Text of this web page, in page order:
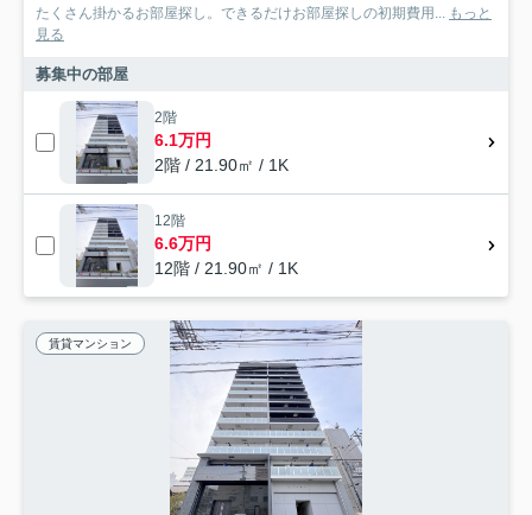
たくさん掛かるお部屋探し。できるだけお部屋探しの初期費用... もっと
見る
募集中の部屋
2階
6.1万円
2階 / 21.90㎡ / 1K
12階
6.6万円
12階 / 21.90㎡ / 1K
賃貸マンション